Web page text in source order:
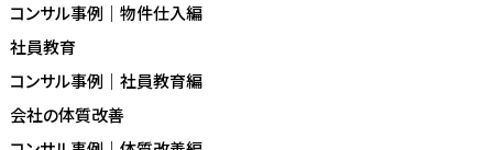
コンサル事例｜物件仕入編
社員教育
コンサル事例｜社員教育編
会社の体質改善